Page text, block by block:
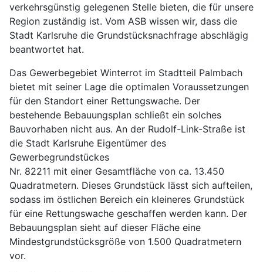
verkehrsgünstig gelegenen Stelle bieten, die für unsere
Region zuständig ist. Vom ASB wissen wir, dass die
Stadt Karlsruhe die Grundstücksnachfrage abschlägig
beantwortet hat.
Das Gewerbegebiet Winterrot im Stadtteil Palmbach
bietet mit seiner Lage die optimalen Voraussetzungen
für den Standort einer Rettungswache. Der
bestehende Bebauungsplan schließt ein solches
Bauvorhaben nicht aus. An der Rudolf-Link-Straße ist
die Stadt Karlsruhe Eigentümer des
Gewerbegrundstückes
Nr. 82211 mit einer Gesamtfläche von ca. 13.450
Quadratmetern. Dieses Grundstück lässt sich aufteilen,
sodass im östlichen Bereich ein kleineres Grundstück
für eine Rettungswache geschaffen werden kann. Der
Bebauungsplan sieht auf dieser Fläche eine
Mindestgrundstücksgröße von 1.500 Quadratmetern
vor.